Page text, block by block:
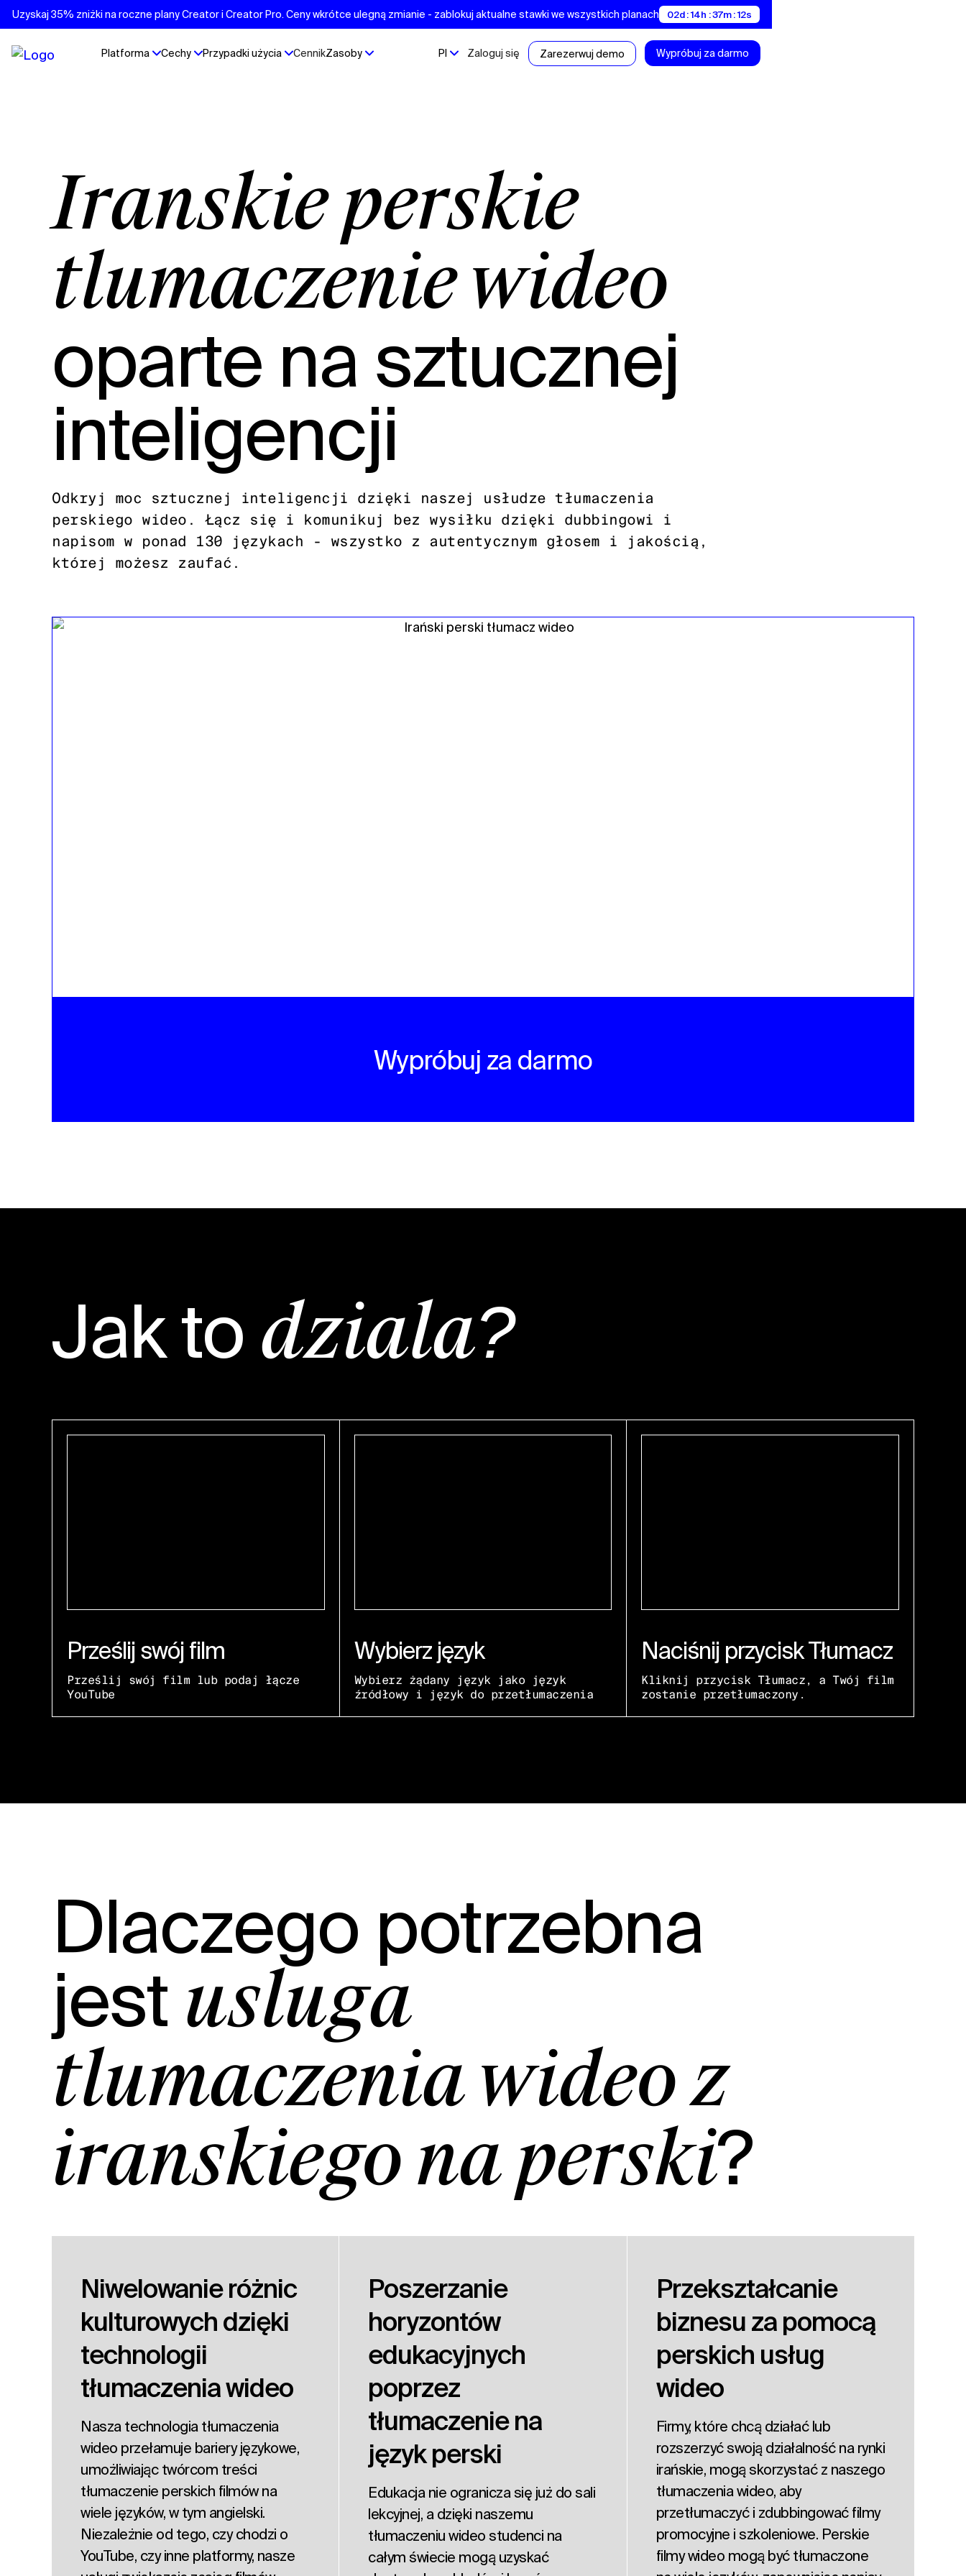
Uzyskaj 35% zniżki na roczne plany Creator i Creator Pro. Ceny wkrótce ulegną zmianie - zablokuj aktualne stawki we wszystkich planach 02d : 14h : 37m : 12s
Platforma Cechy Przypadki użycia CennikZasoby Pl Zaloguj się Zarezerwuj demo Wypróbuj za darmo
Irańskie perskie
tłumaczenie wideo
oparte na sztucznej
inteligencji
Odkryj moc sztucznej inteligencji dzięki naszej usłudze tłumaczenia
perskiego wideo. Łącz się i komunikuj bez wysiłku dzięki dubbingowi i
napisom w ponad 130 językach - wszystko z autentycznym głosem i jakością,
której możesz zaufać.
Wypróbuj za darmo
Jak to działa?
Prześlij swój film
Prześlij swój film lub podaj łącze
YouTube
Wybierz język
Wybierz żądany język jako język
źródłowy i język do przetłumaczenia
Naciśnij przycisk Tłumacz
Kliknij przycisk Tłumacz, a Twój film
zostanie przetłumaczony.
Dlaczego potrzebna
jest usługa
tłumaczenia wideo z
irańskiego na perski?
Niwelowanie różnic
kulturowych dzięki
technologii
tłumaczenia wideo
Nasza technologia tłumaczenia
wideo przełamuje bariery językowe,
umożliwiając twórcom treści
tłumaczenie perskich filmów na
wiele języków, w tym angielski.
Niezależnie od tego, czy chodzi o
YouTube, czy inne platformy, nasze
Poszerzanie
horyzontów
edukacyjnych
poprzez
tłumaczenie na
język perski
Edukacja nie ogranicza się już do sali
lekcyjnej, a dzięki naszemu
tłumaczeniu wideo studenci na
całym świecie mogą uzyskać
Przekształcanie
biznesu za pomocą
perskich usług
wideo
Firmy, które chcą działać lub
rozszerzyć swoją działalność na rynki
irańskie, mogą skorzystać z naszego
tłumaczenia wideo, aby
przetłumaczyć i zdubbingować filmy
promocyjne i szkoleniowe. Perskie
filmy wideo mogą być tłumaczone